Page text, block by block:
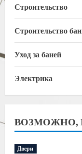
Строительство
Строительство
Уход за баней
Электрика
ВОЗМОЖНО,
Двери